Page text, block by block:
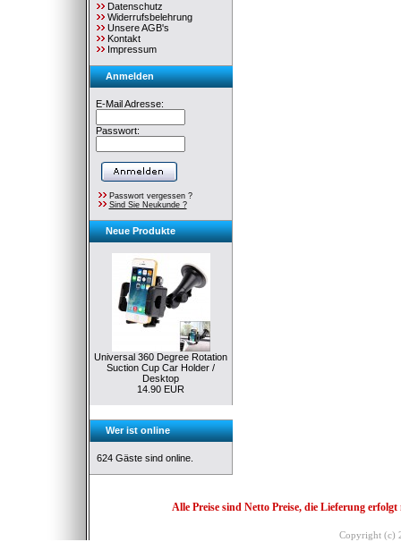
Datenschutz
Widerrufsbelehrung
Unsere AGB's
Kontakt
Impressum
Anmelden
E-Mail Adresse:
Passwort:
Passwort vergessen ?
Sind Sie Neukunde ?
Neue Produkte
Universal 360 Degree Rotation
Suction Cup Car Holder /
Desktop
14.90 EUR
Wer ist online
624 Gäste sind online.
Alle Preise sind Netto Preise, die Lieferung
Copyright (c)